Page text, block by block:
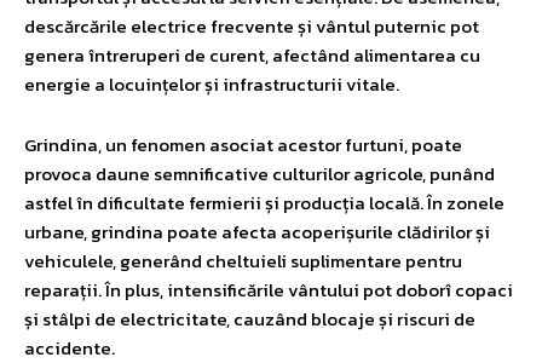
descărcările electrice frecvente și vântul puternic pot
genera întreruperi de curent, afectând alimentarea cu
energie a locuințelor și infrastructurii vitale.
Grindina, un fenomen asociat acestor furtuni, poate
provoca daune semnificative culturilor agricole, punând
astfel în dificultate fermierii și producția locală. În zonele
urbane, grindina poate afecta acoperișurile clădirilor și
vehiculele, generând cheltuieli suplimentare pentru
reparații. În plus, intensificările vântului pot doborî copaci
și stâlpi de electricitate, cauzând blocaje și riscuri de
accidente.